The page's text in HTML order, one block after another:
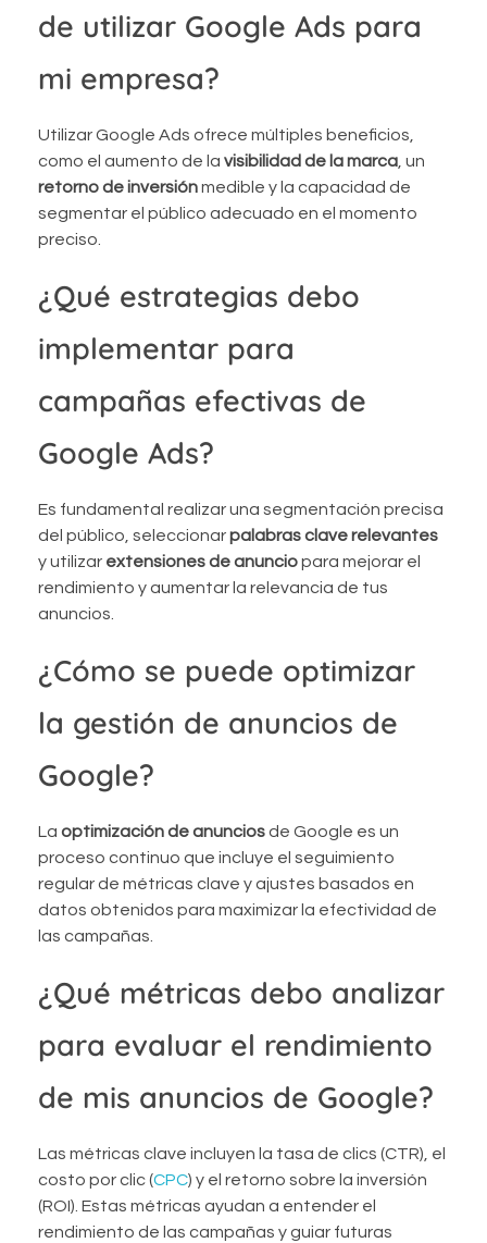
de utilizar Google Ads para
mi empresa?
Utilizar Google Ads ofrece múltiples beneficios,
como el aumento de la visibilidad de la marca , un
retorno de inversiónmedible y la capacidad de
segmentar el público adecuado en el momento
preciso.
¿Qué estrategias debo
implementar para
campañas efectivas de
Google Ads?
Es fundamental realizar una segmentación precisa
del público, seleccionarpalabras clave relevantes
y utilizar extensiones de anunciopara mejorar el
rendimiento y aumentar la relevancia de tus
anuncios.
¿Cómo se puede optimizar
la gestión de anuncios de
Google?
La optimización de anunciosde Google es un
proceso continuo que incluye el seguimiento
regular de métricas clave y ajustes basados en
datos obtenidos para maximizar la efectividad de
las campañas.
¿Qué métricas debo analizar
para evaluar el rendimiento
de mis anuncios de Google?
Las métricas clave incluyen la tasa de clics (CTR), el
costo por clic (CPC) y el retorno sobre la inversión
(ROI). Estas métricas ayudan a entender el
rendimiento de las campañas y guiar futuras